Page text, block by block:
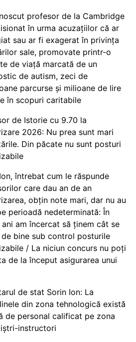
profesor de la Cambridge
în urma acuzațiilor că ar
sau ar fi exagerat în privința
sale, promovate printr-o
de viață marcată de un
de autism, zeci de
parcurse și milioane de lire
în scopuri caritabile
de Istorie cu 9.70 la
2026: Nu prea sunt mari
Din păcate nu sunt posturi
întrebat cum le răspunde
care dau an de an
obțin note mari, dar nu au
perioadă nedeterminată: În
am încercat să ținem cât se
bine sub control posturile
/ La niciun concurs nu poți
de la început asigurarea unui
de stat Sorin Ion: La
din zona tehnologică există
de personal calificat pe zona
instructori